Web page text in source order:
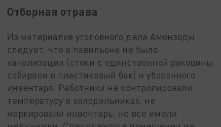
Отборная отрава
Из материалов уголовного дела Амонзоды
следует, что в павильоне не было
канализации (стоки с единственной раковины
собирали в пластиковый бак) и уборочного
инвентаря. Работники не контролировали
температуру в холодильниках, не
маркировали инвентарь, не все имели